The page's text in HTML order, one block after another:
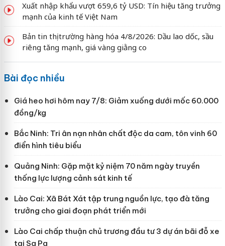
Xuất nhập khẩu vượt 659,6 tỷ USD: Tín hiệu tăng trưởng
mạnh của kinh tế Việt Nam
Bản tin thị trường hàng hóa 4/8/2026: Dầu lao dốc, sầu
riêng tăng mạnh, giá vàng giằng co
Bài đọc nhiều
Giá heo hơi hôm nay 7/8: Giảm xuống dưới mốc 60.000
đồng/kg
Bắc Ninh: Tri ân nạn nhân chất độc da cam, tôn vinh 60
điển hình tiêu biểu
Quảng Ninh: Gặp mặt kỷ niệm 70 năm ngày truyền
thống lực lượng cảnh sát kinh tế
Lào Cai: Xã Bát Xát tập trung nguồn lực, tạo đà tăng
trưởng cho giai đoạn phát triển mới
Lào Cai chấp thuận chủ trương đầu tư 3 dự án bãi đỗ xe
tại Sa Pa